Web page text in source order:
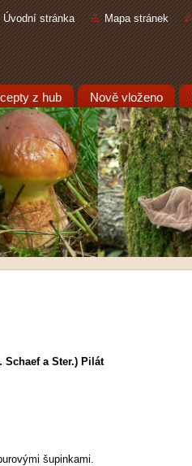
Úvodní stránka Mapa stránek
z hub Nově vloženo
a Ster.) Pilát
šupinkami.